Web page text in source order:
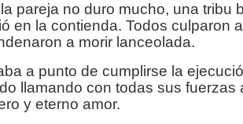
pareja no duro mucho, una tribu
en la contienda. Todos culparon
a morir lanceolada.
a punto de cumplirse la
llamando con todas sus fuerzas
y eterno amor.